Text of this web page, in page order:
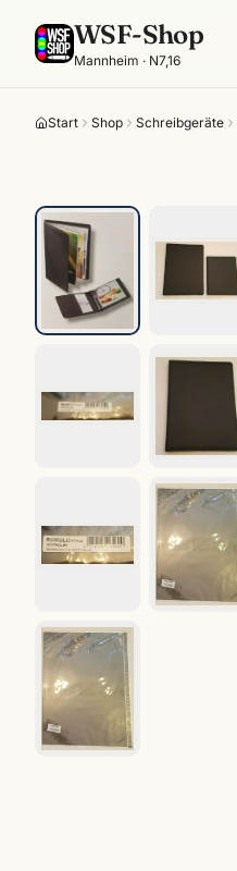
WSF-Shop
Mannheim · N7,16
Start Shop Schreibgeräte